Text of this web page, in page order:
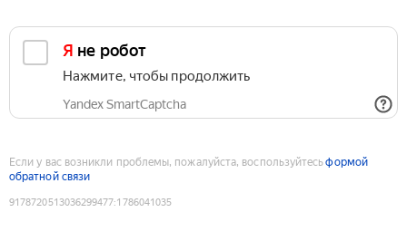
Я не робот
Нажмите, чтобы продолжить
Yandex SmartCaptcha
Если у вас возникли проблемы, пожалуйста, воспользуйтесьформой
обратной связи
9178720513036299477:1786041035